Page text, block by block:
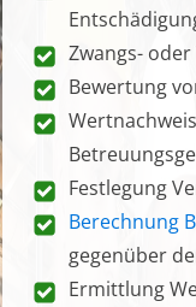
Zwangs-
Bewertung
Festlegung
Berechnung
gegenüber
Ermittlung